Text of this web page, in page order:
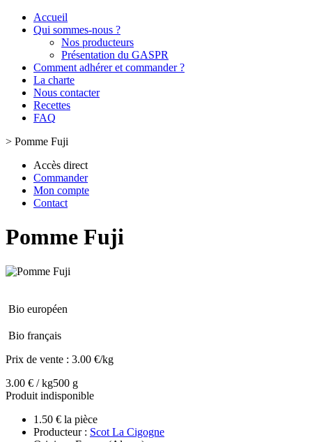
Accueil
Qui sommes-nous ?
Nos producteurs
Présentation du GASPR
Comment adhérer et commander ?
La charte
Nous contacter
Recettes
FAQ
> Pomme Fuji
Accès direct
Commander
Mon compte
Contact
Pomme Fuji
Bio européen
Bio français
Prix de vente : 3.00 €/kg
3.00 € / kg500 g
Produit indisponible
1.50 € la pièce
Producteur : Scot La Cigogne